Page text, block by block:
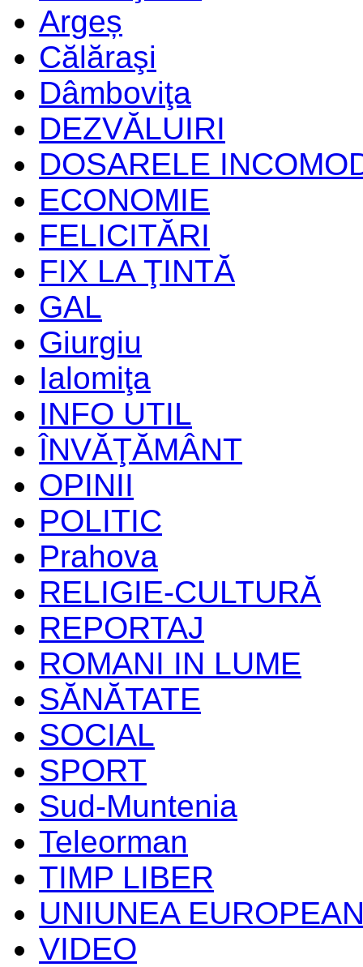
Argeș
Călăraşi
Dâmboviţa
DEZVĂLUIRI
DOSARELE
ECONOMIE
FELICITĂRI
FIX LA ŢINTĂ
GAL
Giurgiu
Ialomiţa
INFO UTIL
ÎNVĂŢĂMÂNT
OPINII
POLITIC
Prahova
RELIGIE-CULTURĂ
REPORTAJ
ROMANI IN LUME
SĂNĂTATE
SOCIAL
SPORT
Sud-Muntenia
Teleorman
TIMP LIBER
UNIUNEA
VIDEO